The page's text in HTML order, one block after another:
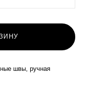
швы, ручная